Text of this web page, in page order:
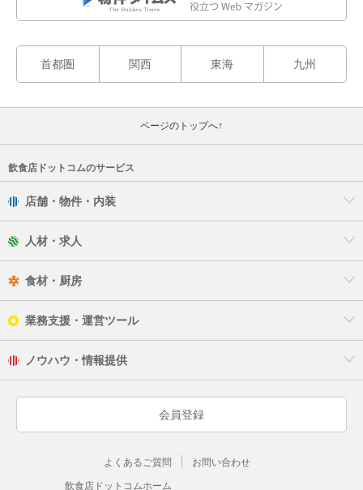
首都圏 関西 東海 九州
ページのトップへ↑
飲食店ドットコムのサービス
店舗・物件・内装
人材・求人
食材・厨房
業務支援・運営ツール
ノウハウ・情報提供
会員登録
よくあるご質問 お問い合わせ
飲食店ドットコムホーム